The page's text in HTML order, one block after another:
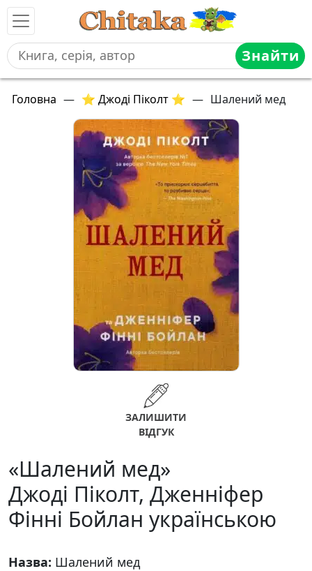
Знайти
Головна — ⭐ Джоді Піколт ⭐ — Шалений мед
ЗАЛИШИТИ
ВІДГУК
«Шалений мед»
Джоді Піколт, Дженніфер
Фінні Бойлан українською
Назва: Шалений мед